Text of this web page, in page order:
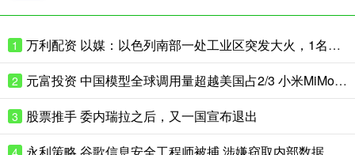
1 万利配资 以媒：以色列南部一处工业区突发大火，1名平民和1名消防员受轻伤
2 元富投资 中国模型全球调用量超越美国占2/3 小米MiMo大模型位居全球第一
3 股票推手 委内瑞拉之后，又一国宣布退出
4